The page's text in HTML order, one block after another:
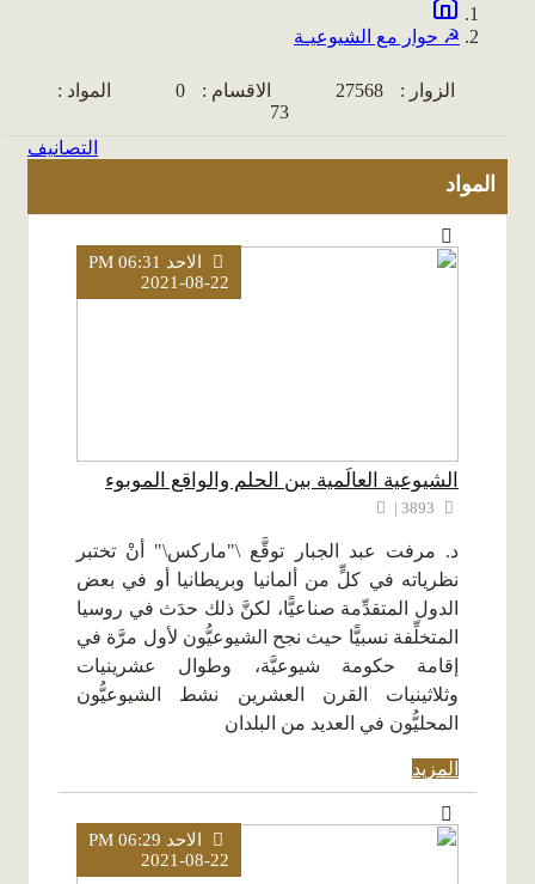
☭ حوار مع الشيوعيـة
الزوار : 27568 الاقسام : 0
المواد :
73
التصانيف
المواد
الاحد PM 06:31
2021-08-22
الشيوعية العالَمية بين الحلم والواقع الموبوء
د. مرفت عبد الجبار توقَّع \"ماركس\" أنْ تختبر
نظرياته في كلٍّ من ألمانيا وبريطانيا أو في بعض
الدول المتقدِّمة صناعيًّا، لكنَّ ذلك حدَث في روسيا
المتخلِّفة نسبيًّا حيث نجح الشيوعيُّون لأول مرَّة في
إقامة حكومة شيوعيَّة، وطوال عشرينيات
وثلاثينيات القرن العشرين نشط الشيوعيُّون
المحليُّون في العديد من البلدان
المزيد
الاحد PM 06:29
2021-08-22